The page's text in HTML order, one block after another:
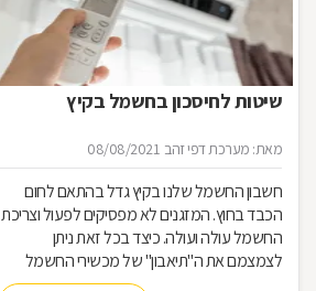
שיטות לחיסכון בחשמל בקיץ
מאת: מערכת דפי זהב 08/08/2021
חשבון החשמל שלנו בקיץ גדל בהתאם לחום
הכבד בחוץ. המזגנים לא מפסיקים לפעול וצריכת
החשמל עולה ועולה. כיצד בכל זאת ניתן
לצמצמם את ה"תיאבון" של מכשירי החשמל